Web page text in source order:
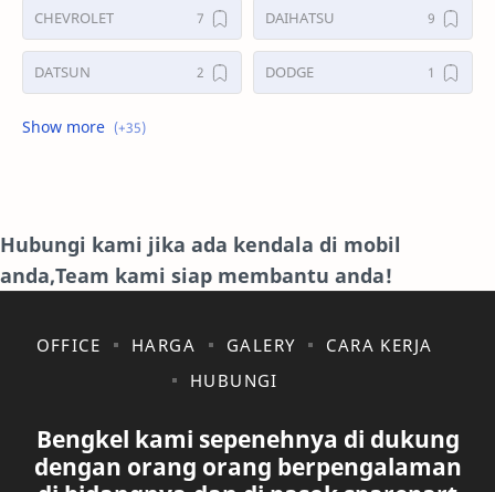
CHEVROLET DAIHATSU
DATSUN DODGE
FORD
INTERNET ISUZU
JAGUAR. KAKI-KAKI
KIA KONSULTASI
MAZDA MERCEDES BANZ
Hubungi kami jika ada kendala di mobil
anda,Team kami siap membantu anda!
OFFICE HARGA GALERY
CARA KERJA
HUBUNGI
Bengkel kami sepenehnya di dukung
dengan orang orang berpengalaman